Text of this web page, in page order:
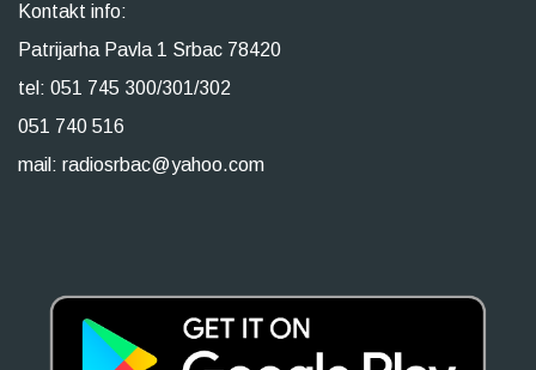
Kontakt info:
Patrijarha Pavla 1 Srbac 78420
tel: 051 745 300/301/302
051 740 516
mail: radiosrbac@yahoo.com